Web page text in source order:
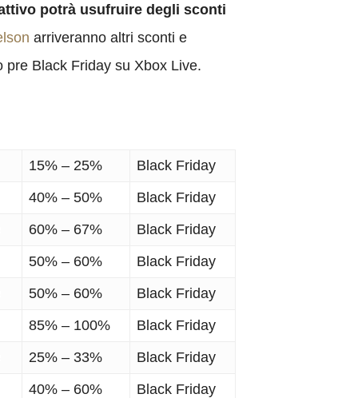
potrà usufruire degli sconti
arriveranno altri sconti e
pre Black Friday su Xbox Live.
15% – 25%
Black Friday
40% – 50%
Black Friday
60% – 67%
Black Friday
50% – 60%
Black Friday
50% – 60%
Black Friday
85% – 100%
Black Friday
25% – 33%
Black Friday
40% – 60%
Black Friday